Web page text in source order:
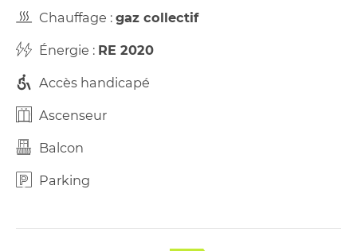
Chauffage : gaz collectif
Énergie : RE 2020
Accès handicapé
Ascenseur
Balcon
Parking